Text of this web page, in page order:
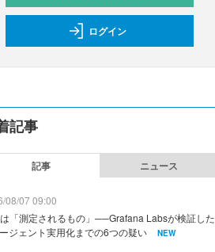
ログイン
記事
記事 ニュース
08/07 09:00
「測定されるもの」──Grafana Labsが検証した
ジェント実用化までの6つの疑い
NEW